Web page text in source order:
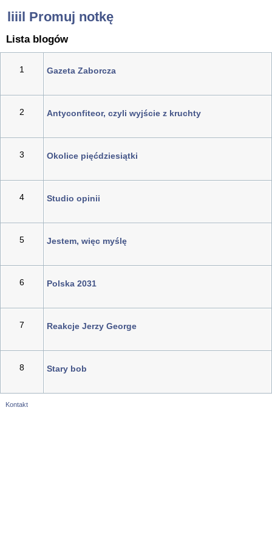
liiil Promuj notkę
Lista blogów
1 Gazeta Zaborcza
2 Antyconfiteor, czyli wyjście z kruchty
3 Okolice pięćdziesiątki
4 Studio opinii
5 Jestem, więc myślę
6 Polska 2031
7 Reakcje Jerzy George
8 Stary bob
Kontakt